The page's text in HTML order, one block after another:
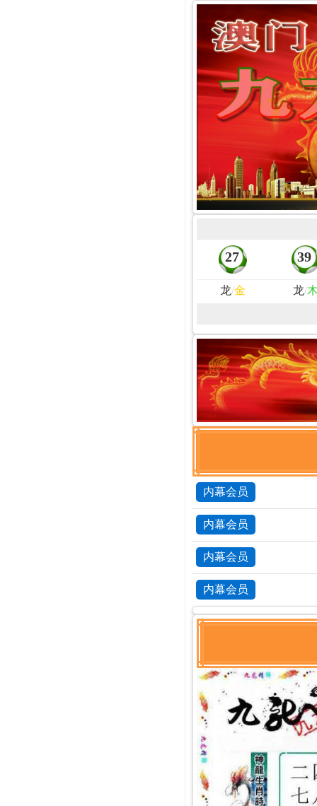
内幕会员
内幕会员
内幕会员
内幕会员